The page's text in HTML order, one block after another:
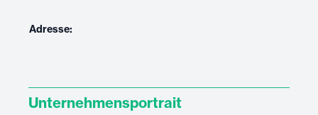
Adresse:
Unternehmensportrait